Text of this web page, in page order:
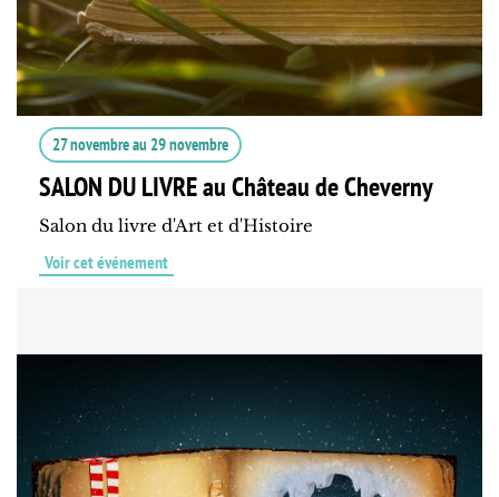
27 novembreau 29 novembre
SALON DU LIVRE au Château de Cheverny
Salon du livre d'Art et d'Histoire
Voir cet événement